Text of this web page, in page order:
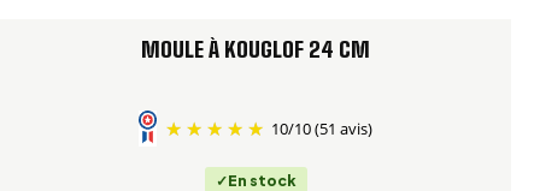
MOULE À KOUGLOF 24 CM
10/10(51 avis)
En stock